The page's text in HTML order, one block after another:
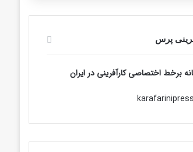
پرس
برخط اختصاصی کارآفرینی در ایران